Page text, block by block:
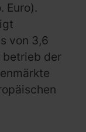
Euro).
von 3,6
betrieb der